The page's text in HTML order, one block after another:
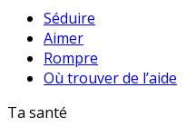
Séduire
Aimer
Rompre
Où trouver de l’aide
Ta santé